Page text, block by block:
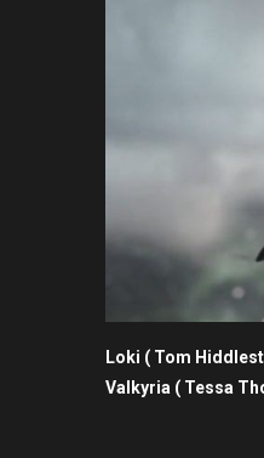
Loki ( Tom
Valkyria ( Tessa